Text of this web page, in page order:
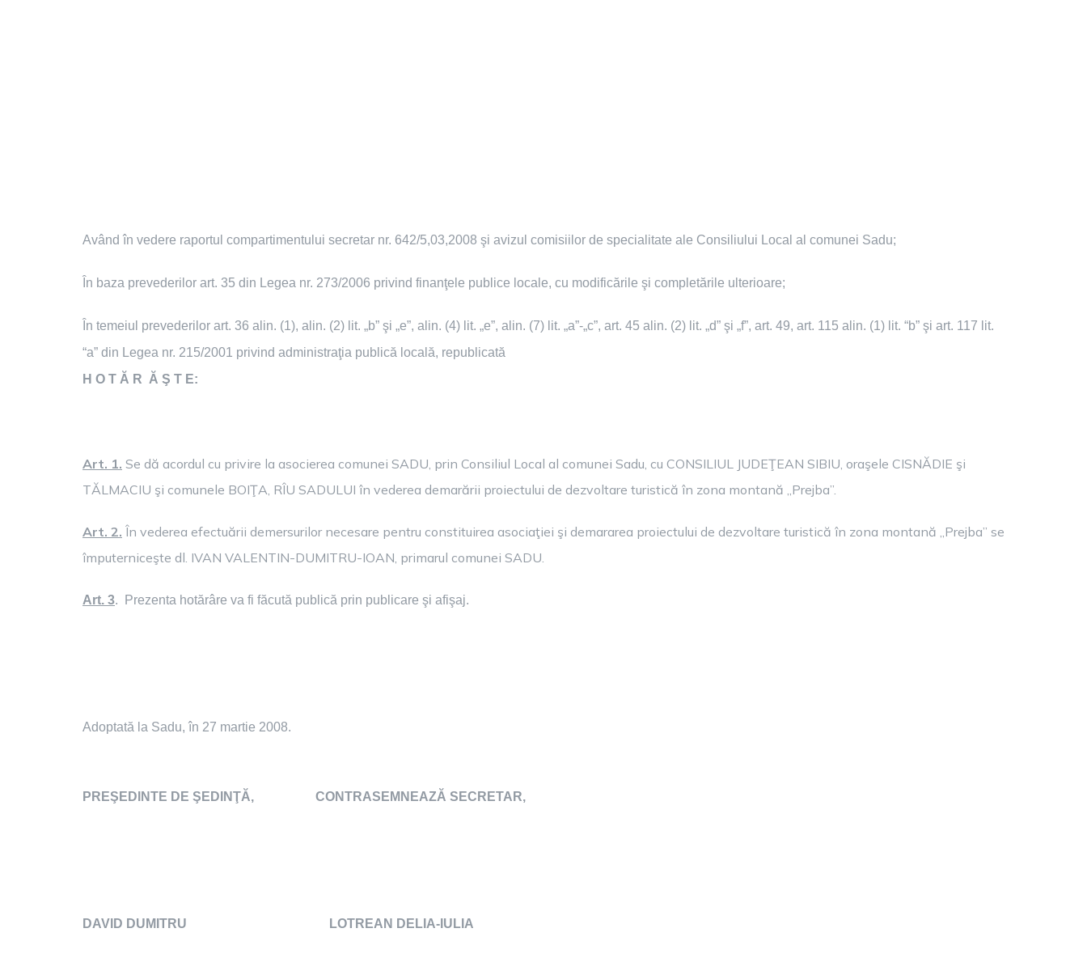
Având în vedere raportul compartimentului secretar nr. 642/5,03,2008 şi avizul comisiilor de specialitate ale Consiliului Local al comunei Sadu;
În baza prevederilor art. 35 din Legea nr. 273/2006 privind finanţele publice locale, cu modificările şi completările ulterioare;
În temeiul prevederilor art. 36 alin. (1), alin. (2) lit. „b” şi „e”, alin. (4) lit. „e”, alin. (7) lit. „a”-„c”, art. 45 alin. (2) lit. „d” şi „f”, art. 49, art. 115 alin. (1) lit. “b” şi art. 117 lit.
“a” din Legea nr. 215/2001 privind administraţia publică locală, republicată
H O T Ă R Ă Ş T E:
Art. 1. Se dă acordul cu privire la asocierea comunei SADU, prin Consiliul Local al comunei Sadu, cu CONSILIUL JUDEŢEAN SIBIU, oraşele CISNĂDIE şi
TĂLMACIU şi comunele BOIŢA, RÎU SADULUI în vederea demarării proiectului de dezvoltare turistică în zona montană „Prejba”.
Art. 2. În vederea efectuării demersurilor necesare pentru constituirea asociaţiei şi demararea proiectului de dezvoltare turistică în zona montană „Prejba” se
împuterniceşte dl. IVAN VALENTIN-DUMITRU-IOAN, primarul comunei SADU.
Art. 3. Prezenta hotărâre va fi făcută publică prin publicare şi afişaj.
Adoptată la Sadu, în 27 martie 2008.
PREŞEDINTE DE ŞEDINŢĂ, CONTRASEMNEAZĂ SECRETAR,
DAVID DUMITRU LOTREAN DELIA-IULIA